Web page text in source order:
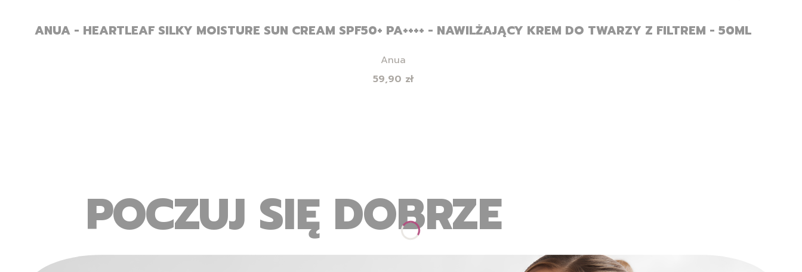
ANUA - HEARTLEAF SILKY MOISTURE SUN CREAM SPF50+ PA++++ - NAWILŻAJĄCY KREM DO TWARZY Z FILTREM - 50ML
Producent
Anua
Cena
59,90 zł
POCZUJ SIĘ DOBRZE